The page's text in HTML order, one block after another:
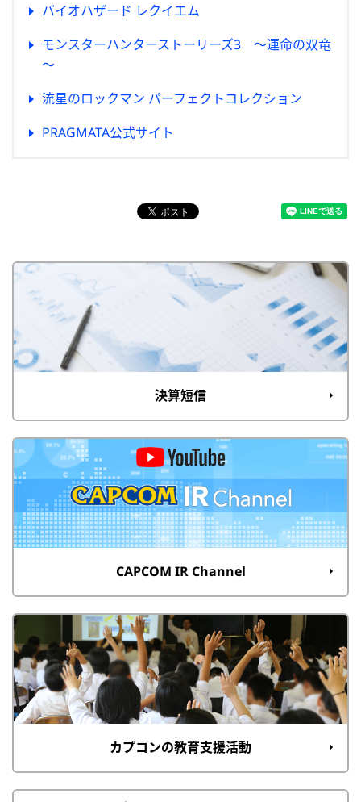
バイオハザード レクイエム
モンスターハンターストーリーズ3 ～運命の双竜
～
流星のロックマン パーフェクトコレクション
PRAGMATA公式サイト
決算短信
CAPCOM IR Channel
カプコンの教育支援活動